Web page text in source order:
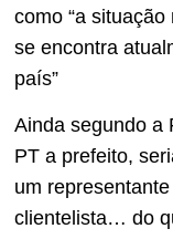
como “a
se encontra
país”
Ainda segundo a
PT a prefeito,
um
clientelista… do